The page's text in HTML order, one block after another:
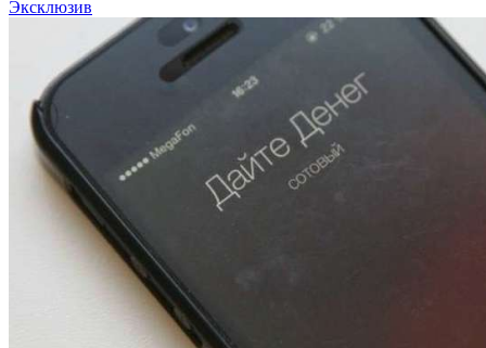
Волгоградские вузы в топе зарплатного
рейтинга: ВолгГТУ и ВолгГМУ вошли в топ‑15
для химической отрасли и фармацевтики
18:39
В Красноармейском районе Волгограда стартует
конкурс на ремонт моста через Волго‑Донской
судоходный канал
Фестиваль #ТриЧетыре в Волгограде пройдёт
Эксклюзив